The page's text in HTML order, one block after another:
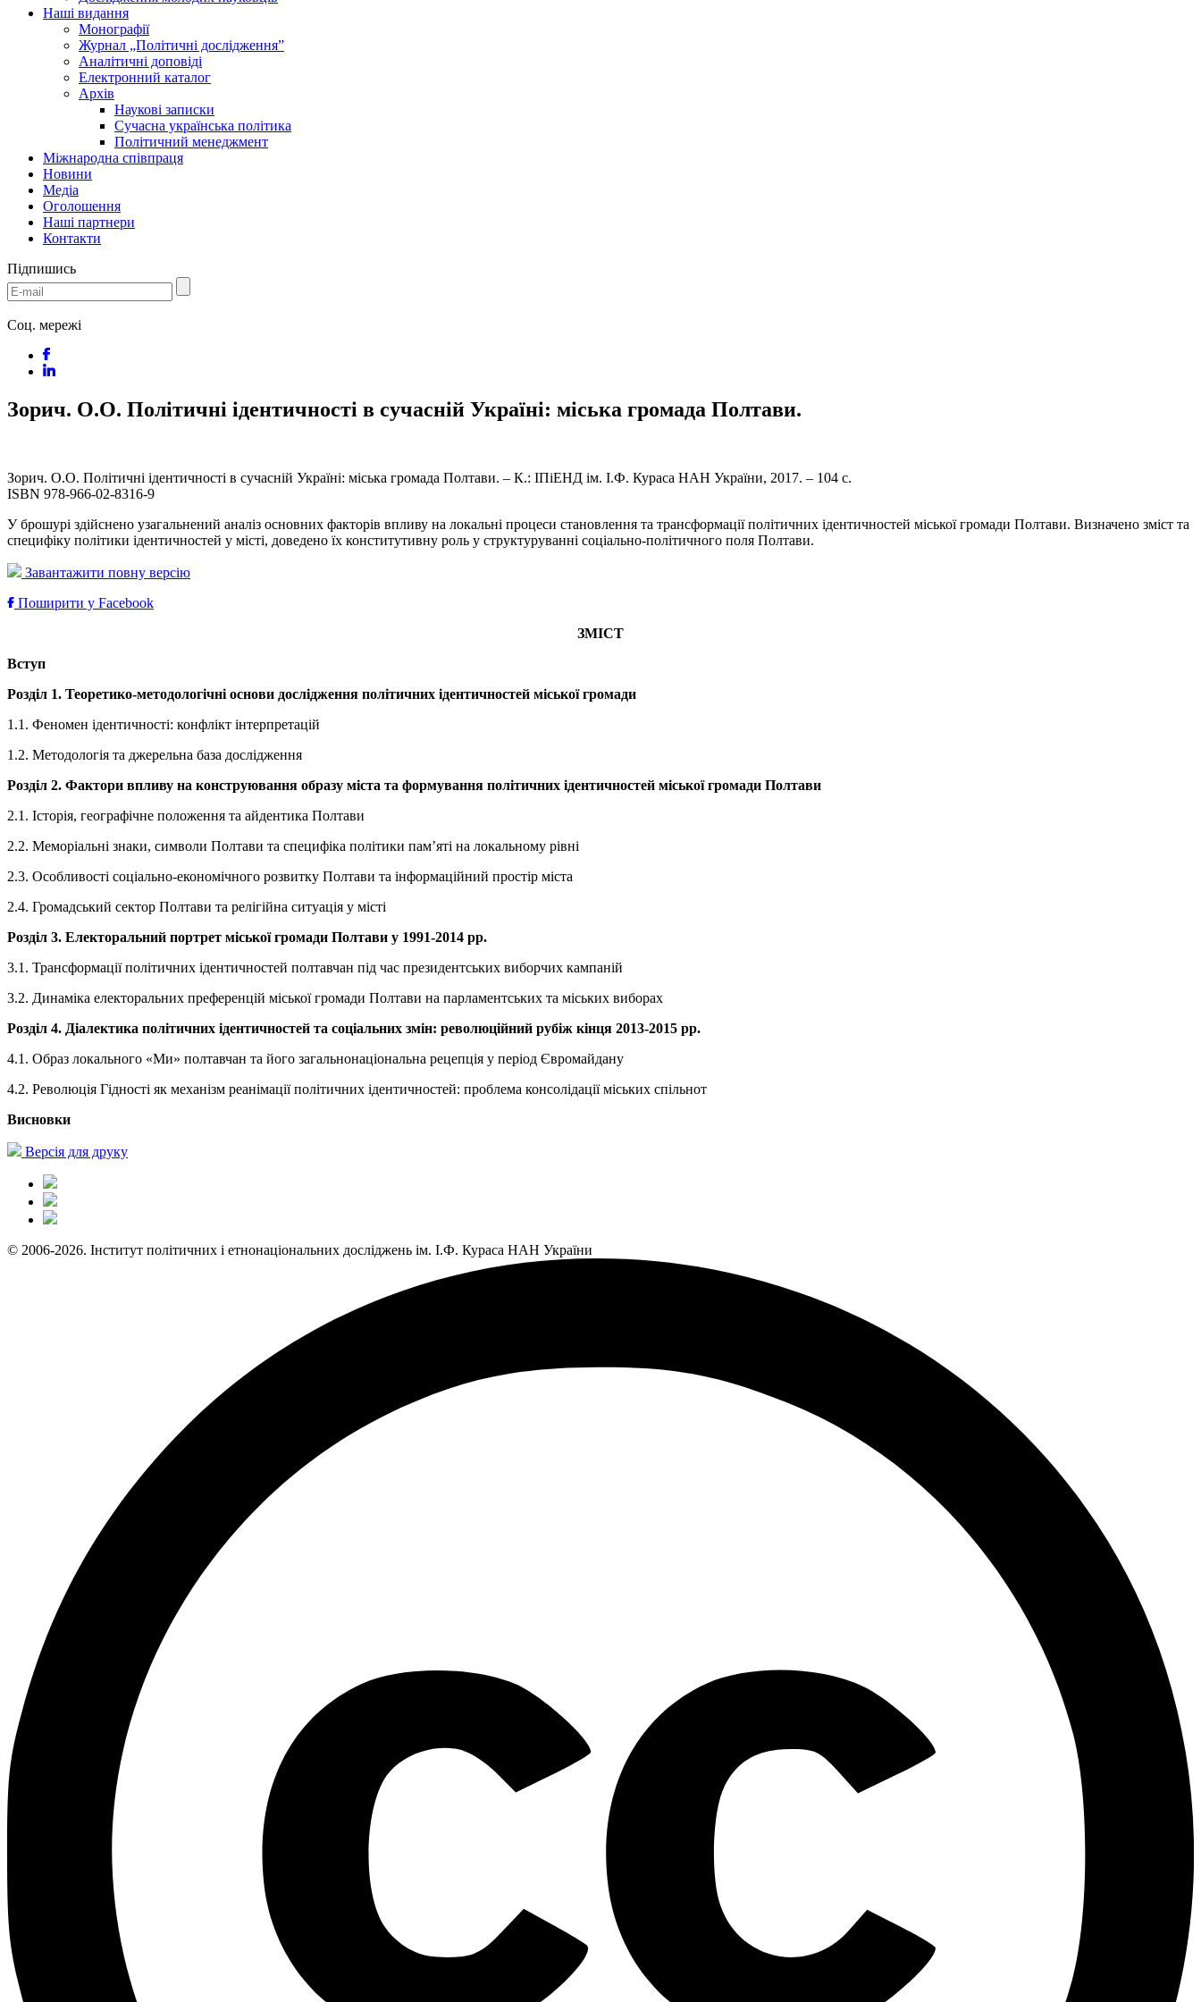
Наші видання
Монографії
Журнал „Політичні дослідження”
Аналітичні доповіді
Електронний каталог
Архів
Наукові записки
Сучасна українська політика
Політичний менеджмент
Міжнародна співпраця
Новини
Медіa
Оголошення
Наші партнери
Контакти
Підпишись
Соц. мережі
Зорич. О.О. Політичні ідентичності в сучасній Україні: міська громада Полтави.
Зорич. О.О. Політичні ідентичності в сучасній Україні: міська громада Полтави. – К.: ІПіЕНД ім. І.Ф. Кураса НАН України, 2017. – 104 с.
ISBN 978-966-02-8316-9
У брошурі здійснено узагальнений аналіз основних факторів впливу на локальні процеси становлення та трансформації політичних ідентичностей міської громади Полтави. Визначено зміст та
специфіку політики ідентичностей у місті, доведено їх конститутивну роль у структуруванні соціально-політичного поля Полтави.
Завантажити повну версію
Поширити у Facebook
ЗМІСТ
Вступ
Розділ 1. Теоретико-методологічні основи дослідження політичних ідентичностей міської громади
1.1. Феномен ідентичності: конфлікт інтерпретацій
1.2. Методологія та джерельна база дослідження
Розділ 2. Фактори впливу на конструювання образу міста та формування політичних ідентичностей міської громади Полтави
2.1. Історія, географічне положення та айдентика Полтави
2.2. Меморіальні знаки, символи Полтави та специфіка політики пам’яті на локальному рівні
2.3. Особливості соціально-економічного розвитку Полтави та інформаційний простір міста
2.4. Громадський сектор Полтави та релігійна ситуація у місті
Розділ 3. Електоральний портрет міської громади Полтави у 1991-2014 рр.
3.1. Трансформації політичних ідентичностей полтавчан під час президентських виборчих кампаній
3.2. Динаміка електоральних преференцій міської громади Полтави на парламентських та міських виборах
Розділ 4. Діалектика політичних ідентичностей та соціальних змін: революційний рубіж кінця 2013-2015 рр.
4.1. Образ локального «Ми» полтавчан та його загальнонаціональна рецепція у період Євромайдану
4.2. Революція Гідності як механізм реанімації політичних ідентичностей: проблема консолідації міських спільнот
Висновки
Версія для друку
© 2006-2026. Інститут політичних і етнонаціональних досліджень ім. І.Ф. Кураса НАН України